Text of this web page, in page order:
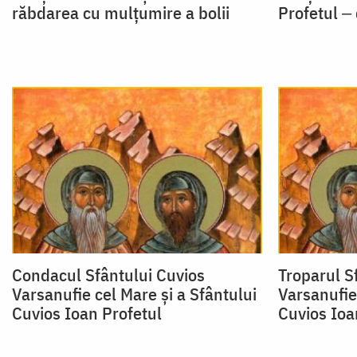
răbdarea cu mulțumire a bolii
Profetul
Condacul Sfântului Cuvios
Varsanufie cel Mare și a Sfântului
Cuvios Ioan Profetul
Troparul
Cuvios